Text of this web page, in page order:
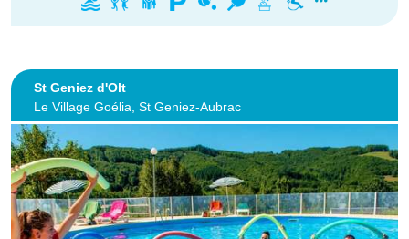
St Geniez d'Olt
Le Village Goélia, St Geniez-Aubrac